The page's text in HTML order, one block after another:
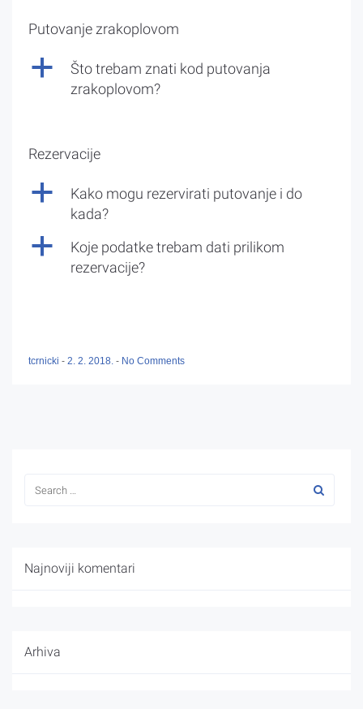
Putovanje zrakoplovom
a
Što trebam znati kod putovanja
zrakoplovom?
Rezervacije
a
Kako mogu rezervirati putovanje i do
kada?
a
Koje podatke trebam dati prilikom
rezervacije?
tcrnicki - 2. 2. 2018. - No Comments
Najnoviji komentari
Arhiva